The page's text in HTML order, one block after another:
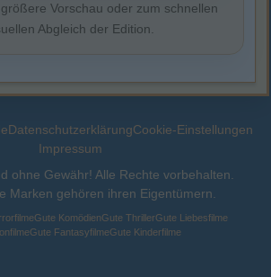
Vorschau oder zum schnellen
Abgleich der Edition.
DatenschutzerklärungCookie-Einstellungen
Impressum
ohne Gewähr! Alle Rechte vorbehalten.
Marken gehören ihren Eigentümern.
Gute KomödienGute ThrillerGute Liebesfilme
Gute FantasyfilmeGute Kinderfilme